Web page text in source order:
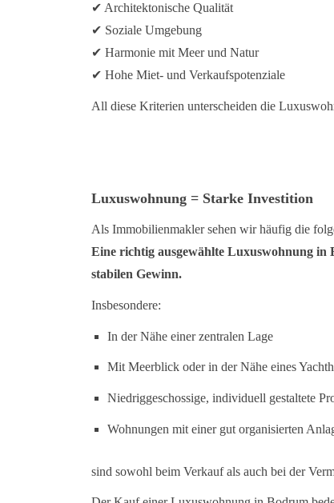
✔ Architektonische Qualität
✔ Soziale Umgebung
✔ Harmonie mit Meer und Natur
✔ Hohe Miet- und Verkaufspotenziale
All diese Kriterien unterscheiden die
Luxuswohnung = Starke Investition
Als Immobilienmakler sehen wir häufig die
Eine richtig ausgewählte Luxuswohnung
stabilen Gewinn.
Insbesondere:
In der Nähe einer zentralen Lage
Mit Meerblick oder in der Nähe eines
Niedriggeschossige, individuell gestaltete
Wohnungen mit einer gut organisierten
sind sowohl beim Verkauf als auch bei der